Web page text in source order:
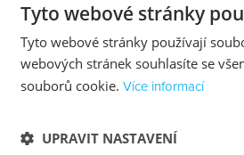
Tyto webové stránky
Tyto webové stránky používají
webových stránek souhlasíte se
souborů cookie. Více informací
UPRAVIT NASTAVENÍ